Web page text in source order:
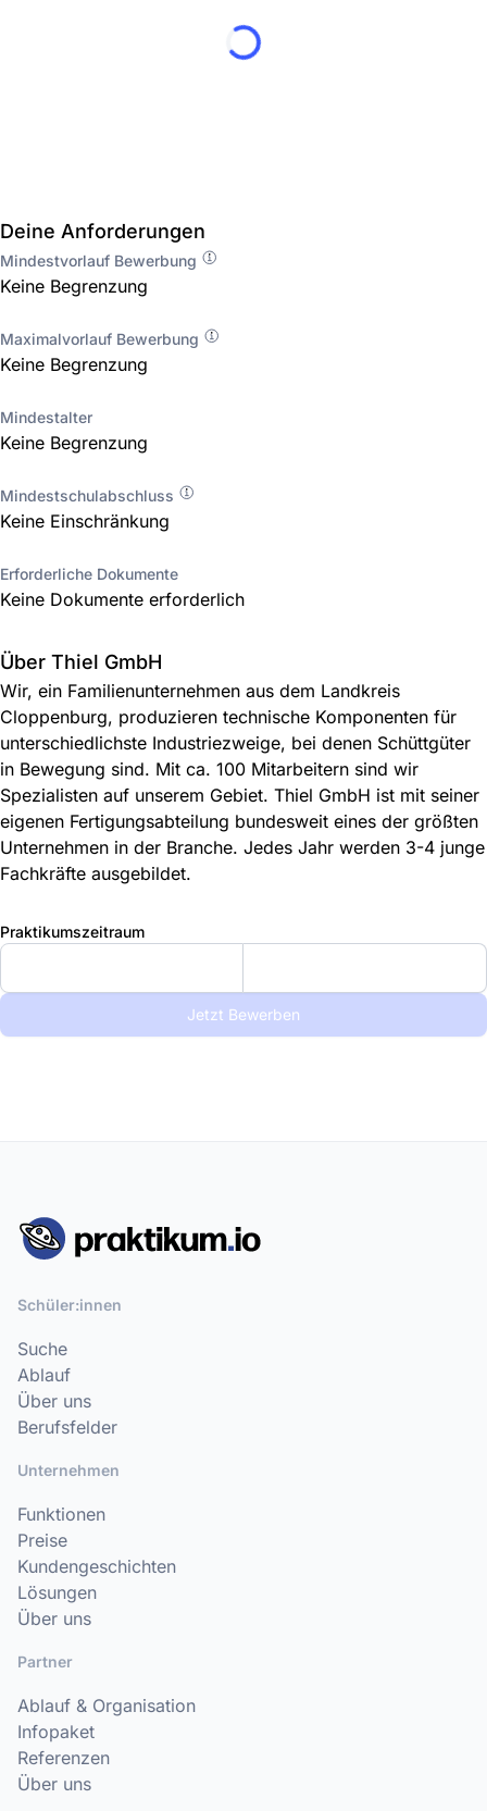
Deine Anforderungen
Mindestvorlauf Bewerbung
Keine Begrenzung
Maximalvorlauf Bewerbung
Keine Begrenzung
Mindestalter
Keine Begrenzung
Mindestschulabschluss
Keine Einschränkung
Erforderliche Dokumente
Keine Dokumente erforderlich
Über Thiel GmbH
Wir, ein Familienunternehmen aus dem Landkreis
Cloppenburg, produzieren technische Komponenten für
unterschiedlichste Industriezweige, bei denen Schüttgüter
in Bewegung sind. Mit ca. 100 Mitarbeitern sind wir
Spezialisten auf unserem Gebiet. Thiel GmbH ist mit seiner
eigenen Fertigungsabteilung bundesweit eines der größten
Unternehmen in der Branche. Jedes Jahr werden 3-4 junge
Fachkräfte ausgebildet.
Praktikumszeitraum
Jetzt Bewerben
Schüler:innen
Suche
Ablauf
Über uns
Berufsfelder
Unternehmen
Funktionen
Preise
Kundengeschichten
Lösungen
Über uns
Partner
Ablauf & Organisation
Infopaket
Referenzen
Über uns